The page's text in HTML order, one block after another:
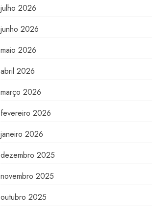
julho 2026
junho 2026
maio 2026
abril 2026
março 2026
fevereiro 2026
janeiro 2026
dezembro 2025
novembro 2025
outubro 2025